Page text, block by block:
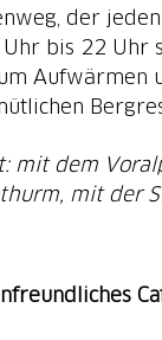
der
bis 22 Uhr
Aufwärmen
mit dem
mit der